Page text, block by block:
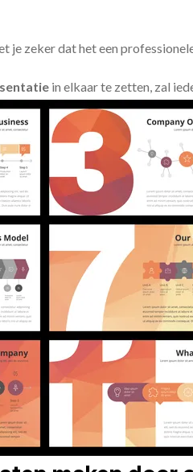
je zeker dat het een
in elkaar te zetten, zal